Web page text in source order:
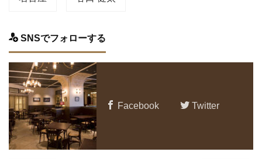
SNSでフォローする
Facebook Twitter